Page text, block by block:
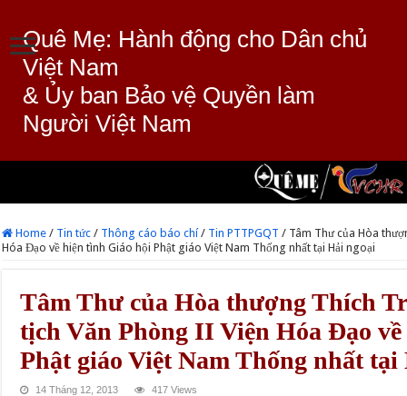
Quê Mẹ: Hành động cho Dân chủ
Việt Nam
& Ủy ban Bảo vệ Quyền làm
Người Việt Nam
Home / Tin tức / Thông cáo báo chí / Tin PTTPGQT / Tâm Thư của Hòa
Hóa Đạo về hiện tình Giáo hội Phật giáo Việt Nam Thống nhất tại Hải ngoại
Tâm Thư của Hòa thượng Thích
tịch Văn Phòng II Viện Hóa Đạo
Phật giáo Việt Nam Thống nhất tại
14 Tháng 12, 2013 417 Views